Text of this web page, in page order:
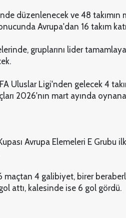
düzenlenecek ve 48 takımın
Avrupa'dan 16 takım
gruplarını lider
Uluslar Ligi'nden gelecek 4
2026'nın mart ayında
Avrupa Elemeleri E Grubu
4 galibiyet, birer
attı, kalesinde ise 6 gol gördü.